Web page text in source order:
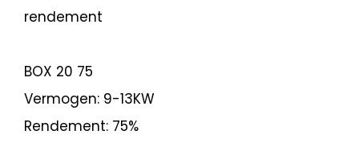
rendement
BOX 20 75
Vermogen: 9-13KW
Rendement: 75%